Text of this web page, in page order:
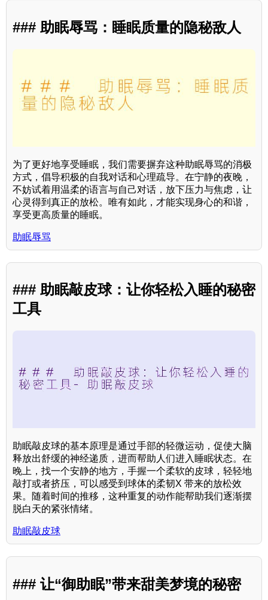
### 助眠辱骂：睡眠质量的隐秘敌人
为了更好地享受睡眠，我们需要摒弃这种助眠辱骂的消极
方式，倡导积极的自我对话和心理疏导。在宁静的夜晚，
不妨试着用温柔的语言与自己对话，放下压力与焦虑，让
心灵得到真正的放松。唯有如此，才能实现身心的和谐，
享受更高质量的睡眠。
助眠辱骂
### 助眠敲皮球：让你轻松入睡的秘密
工具
助眠敲皮球的基本原理是通过手部的轻微运动，促使大脑
释放出舒缓的神经递质，进而帮助人们进入睡眠状态。在
晚上，找一个安静的地方，手握一个柔软的皮球，轻轻地
敲打或者挤压，可以感受到球体的柔韧X 带来的放松效
果。随着时间的推移，这种重复的动作能帮助我们逐渐摆
脱白天的紧张情绪。
助眠敲皮球
### 让“御助眠”带来甜美梦境的秘密